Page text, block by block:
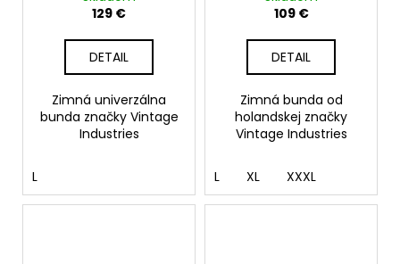
129 €
DETAIL
Zimná univerzálna
bunda značky Vintage
Industries
L
109 €
DETAIL
Zimná bunda od
holandskej značky
Vintage Industries
L XL XXXL